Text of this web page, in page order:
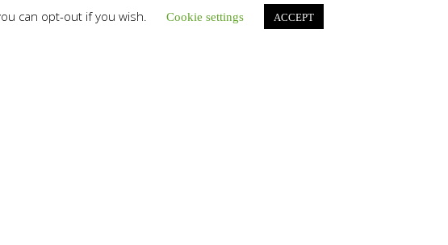
Una delegación encabezada por el padre Marco...
can opt-out if you wish. Cookie settings ACCEPT